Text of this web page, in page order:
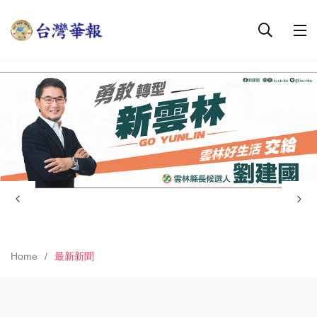
Home 最新新聞